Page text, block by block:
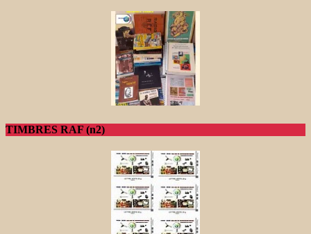
TIMBRES RAF (n2)